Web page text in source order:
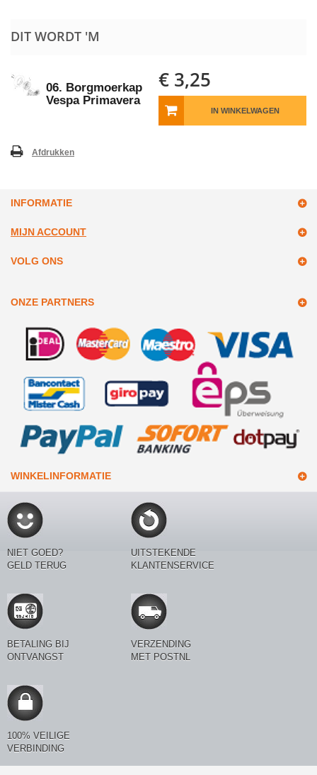
DIT WORDT 'M
06. Borgmoerkap
Vespa Primavera
€ 3,25
IN WINKELWAGEN
Afdrukken
INFORMATIE
MIJN ACCOUNT
VOLG ONS
ONZE PARTNERS
WINKELINFORMATIE
NIET GOED?
GELD TERUG
UITSTEKENDE
KLANTENSERVICE
BETALING BIJ
ONTVANGST
VERZENDING
MET POSTNL
100% VEILIGE
VERBINDING